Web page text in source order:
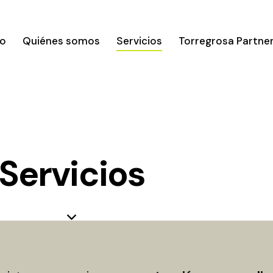
Quiénes somos Servicios Torregrosa